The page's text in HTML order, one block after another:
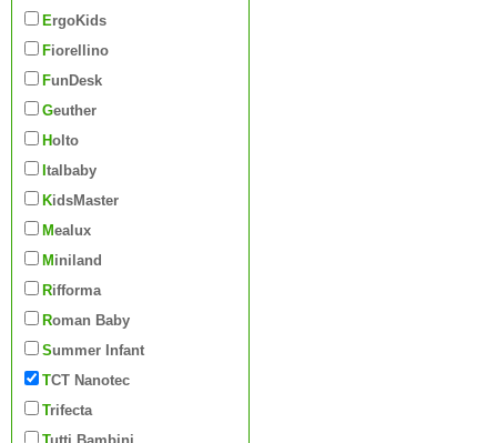
ErgoKids
Fiorellino
FunDesk
Geuther
Holto
Italbaby
KidsMaster
Mealux
Miniland
Rifforma
Roman Baby
Summer Infant
TCT Nanotec
Trifecta